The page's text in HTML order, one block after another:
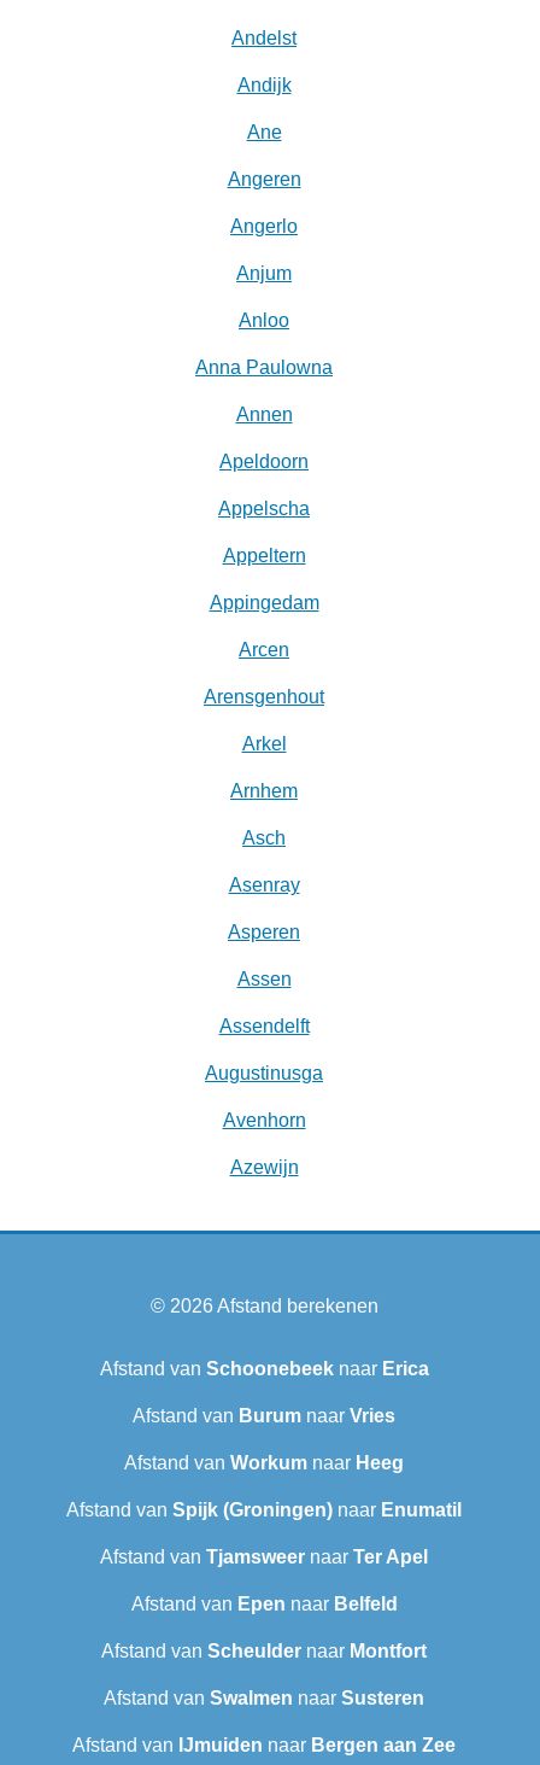
Andelst
Andijk
Ane
Angeren
Angerlo
Anjum
Anloo
Anna Paulowna
Annen
Apeldoorn
Appelscha
Appeltern
Appingedam
Arcen
Arensgenhout
Arkel
Arnhem
Asch
Asenray
Asperen
Assen
Assendelft
Augustinusga
Avenhorn
Azewijn
© 2026Afstand berekenen
Afstand van Schoonebeeknaar Erica
Afstand van Burum naar Vries
Afstand van Workum naar Heeg
Afstand van Spijk (Groningen) naar Enumatil
Afstand van Tjamsweer naar Ter Apel
Afstand van Epen naar Belfeld
Afstand van Scheulder naar Montfort
Afstand van Swalmen naar Susteren
Afstand van IJmuiden naar Bergen aan Zee